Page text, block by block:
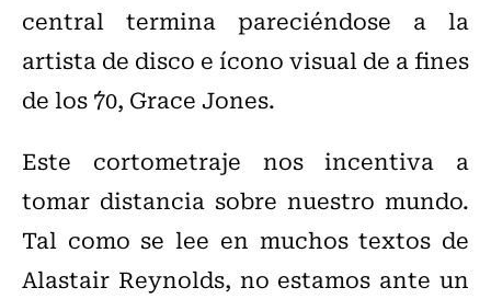
central termina pareciéndose a la
artista de disco e ícono visual de a fines
de los ´70, Grace Jones.
Este cortometraje nos incentiva a
tomar distancia sobre nuestro mundo.
Tal como se lee en muchos textos de
Alastair Reynolds, no estamos ante un